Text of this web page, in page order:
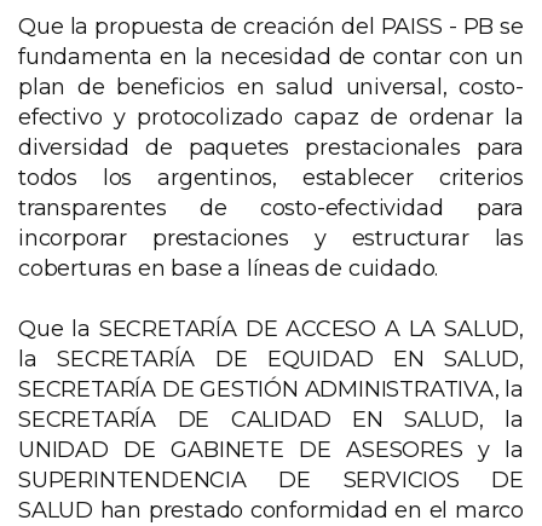
Que la propuesta de creación del PAISS - PB se
fundamenta en la necesidad de contar con un
plan de beneficios en salud universal, costo-
efectivo y protocolizado capaz de ordenar la
diversidad de paquetes prestacionales para
todos los argentinos, establecer criterios
transparentes de costo-efectividad para
incorporar prestaciones y estructurar las
coberturas en base a líneas de cuidado.
Que la SECRETARÍA DE ACCESO A LA SALUD,
la SECRETARÍA DE EQUIDAD EN SALUD,
SECRETARÍA DE GESTIÓN ADMINISTRATIVA, la
SECRETARÍA DE CALIDAD EN SALUD, la
UNIDAD DE GABINETE DE ASESORES y la
SUPERINTENDENCIA DE SERVICIOS DE
SALUD han prestado conformidad en el marco